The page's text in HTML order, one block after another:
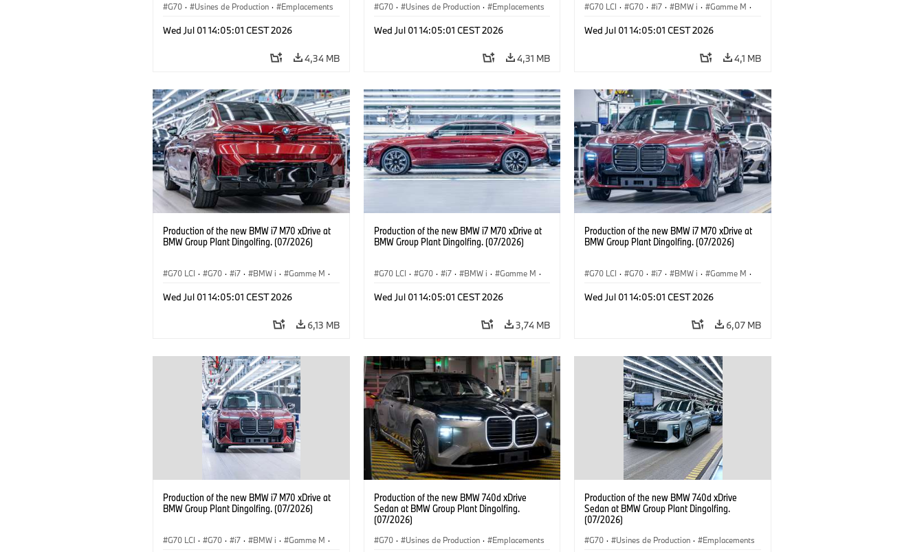
G70 · Usines de Production ·
Emplacements
Wed Jul 01 14:05:01 CEST 2026
4,34 MB
G70 · Usines de Production ·
Emplacements
Wed Jul 01 14:05:01 CEST 2026
4,31 MB
G70 LCI · G70 · i7 · BMW i · Gamme M ·
Wed Jul 01 14:05:01 CEST 2026
4,1 MB
Production of the new BMW i7 M70 xDrive at
BMW Group Plant Dingolfing. (07/2026)
G70 LCI · G70 · i7 · BMW i · Gamme M ·
Wed Jul 01 14:05:01 CEST 2026
6,13 MB
Production of the new BMW i7 M70 xDrive at
BMW Group Plant Dingolfing. (07/2026)
G70 LCI · G70 · i7 · BMW i · Gamme M ·
Wed Jul 01 14:05:01 CEST 2026
3,74 MB
Production of the new BMW i7 M70 xDrive at
BMW Group Plant Dingolfing. (07/2026)
G70 LCI · G70 · i7 · BMW i · Gamme M ·
Wed Jul 01 14:05:01 CEST 2026
6,07 MB
Production of the new BMW i7 M70 xDrive at
BMW Group Plant Dingolfing. (07/2026)
G70 LCI · G70 · i7 · BMW i · Gamme M ·
Production of the new BMW 740d xDrive
Sedan at BMW Group Plant Dingolfing.
(07/2026)
G70 · Usines de Production ·
Emplacements
Production of the new BMW 740d xDrive
Sedan at BMW Group Plant Dingolfing.
(07/2026)
G70 · Usines de Production ·
Emplacements